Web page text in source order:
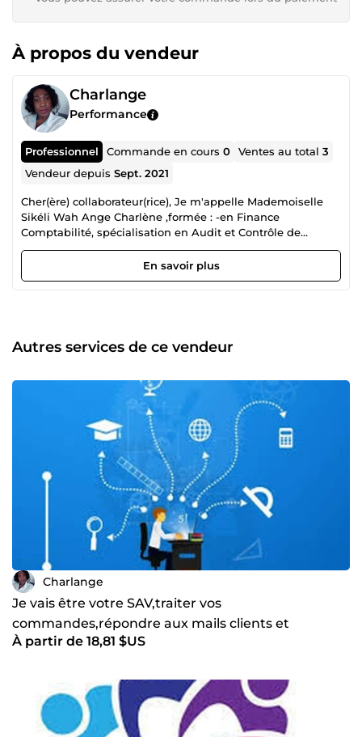
À propos du vendeur
Charlange
Performance
Professionnel Commande en cours0 Ventes au total3
Vendeur depuisSept. 2021
Cher(ère) collaborateur(rice), Je m'appelle Mademoiselle
Sikéli Wah Ange Charlène ,formée : -en Finance
Comptabilité, spécialisation en Audit et Contrôle de
Gestion, -en Gestion de Projet, -en Assistanat Administratif
et Personnel, heureuse de faire partie de cette plateforme
et de faire votre connaissance. Bien respectueusement.
En savoir plus
Autres services de ce vendeur
Charlange
Je vais être votre SAV,traiter vos
commandes,répondre aux mails clients et
partenaires, suivre vos commandes
À partir de 18,81 $US